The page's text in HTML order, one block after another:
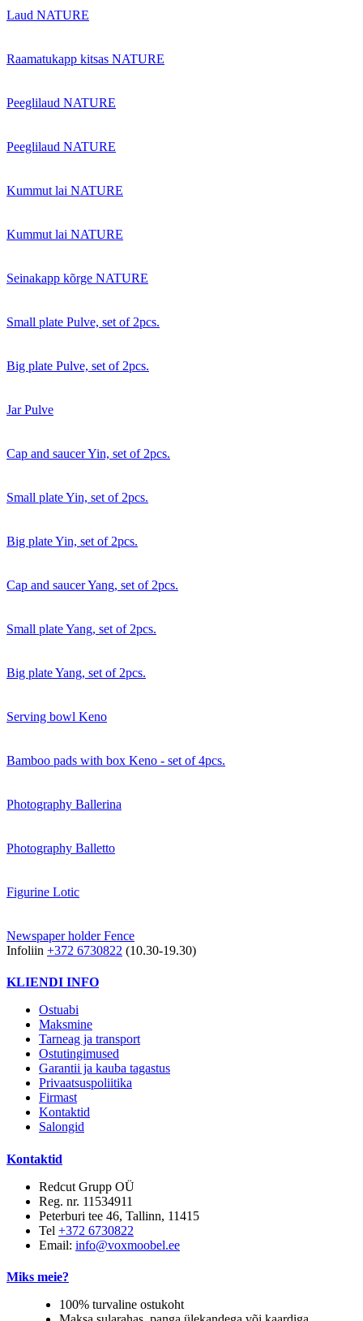
Laud NATURE
Raamatukapp kitsas NATURE
Peeglilaud NATURE
Peeglilaud NATURE
Kummut lai NATURE
Kummut lai NATURE
Seinakapp kõrge NATURE
Small plate Pulve, set of 2pcs.
Big plate Pulve, set of 2pcs.
Jar Pulve
Cap and saucer Yin, set of 2pcs.
Small plate Yin, set of 2pcs.
Big plate Yin, set of 2pcs.
Cap and saucer Yang, set of 2pcs.
Small plate Yang, set of 2pcs.
Big plate Yang, set of 2pcs.
Serving bowl Keno
Bamboo pads with box Keno - set of 4pcs.
Photography Ballerina
Photography Balletto
Figurine Lotic
Newspaper holder Fence
Infoliin +372 6730822 (10.30-19.30)
KLIENDI INFO
Ostuabi
Maksmine
Tarneag ja transport
Ostutingimused
Garantii ja kauba tagastus
Privaatsuspoliitika
Firmast
Kontaktid
Salongid
Kontaktid
Redcut Grupp OÜ
Reg. nr. 11534911
Peterburi tee 46, Tallinn, 11415
Tel +372 6730822
Email: info@voxmoobel.ee
Miks meie?
100% turvaline ostukoht